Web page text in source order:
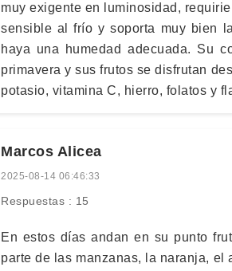
muy exigente en luminosidad,
sensible al frío y soporta muy bien
haya una humedad adecuada. Su
primavera y sus frutos se disfrutan
potasio, vitamina C, hierro, folatos y
Marcos Alicea
2025-08-14 06:46:33
Respuestas : 15
En estos días andan en su punto
parte de las manzanas, la naranja, el